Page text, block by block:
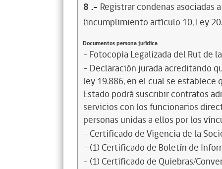
8 .- Registrar condenas asociadas
(incumplimiento artículo 10, Ley
Documentos persona jurídica
- Fotocopia Legalizada del Rut de
- Declaración jurada acreditando
ley 19.886, en el cual se
Estado podrá suscribir contratos
servicios con los funcionarios
personas unidas a ellos por los
- Certificado de Vigencia de la
- (1) Certificado de Boletín de
- (1) Certificado de Quiebras/